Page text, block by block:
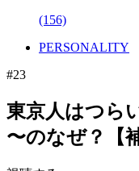
(156)
PERSONALITY
#23
東京人はつら
〜のなぜ？【